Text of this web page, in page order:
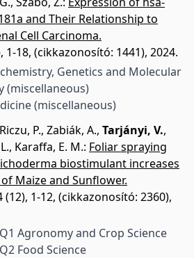
and Their Relationship to
Cell Carcinoma.
1-18, (cikkazonosító: 1441), 2024.
Genetics and Molecular
(miscellaneous)
(miscellaneous)
Riczu, P., Zabiák, A., Tarjányi, V.,
, Karaffa, E. M.: Foliar spraying
biostimulant increases
Maize and Sunflower.
(12), 1-12, (cikkazonosító: 2360),
Q1 Agronomy and Crop Science
Q2 Food Science